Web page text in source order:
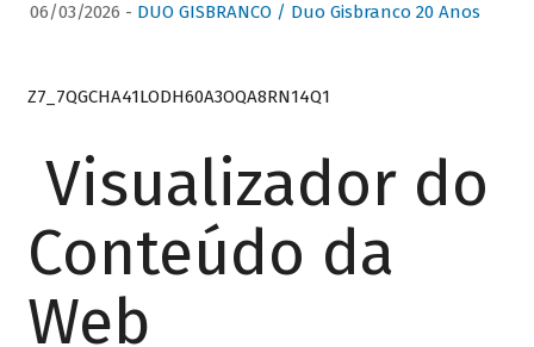
06/03/2026 - DUO GISBRANCO / Duo Gisbranco 20 Anos
Z7_7QGCHA41LODH60A3OQA8RN14Q1
Visualizador do
Conteúdo da
Web